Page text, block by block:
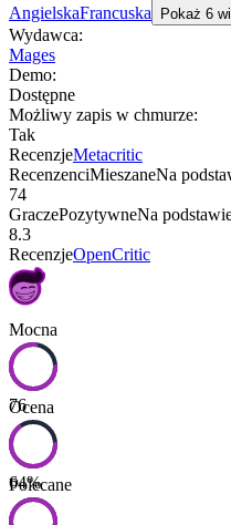
AngielskaFrancuska Pokaż 6
Wydawca:
Mages
Demo:
Dostępne
Możliwy zapis w chmurze:
Tak
RecenzjeMetacritic
RecenzenciMieszaneNa
74
GraczePozytywneNa
8.3
RecenzjeOpenCritic
Mocna
76
Ocena
64%
Polecane